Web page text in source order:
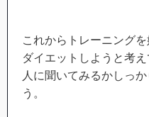
これからトレーニング
ダイエットしようと考
人に聞いてみるかしっ
う。